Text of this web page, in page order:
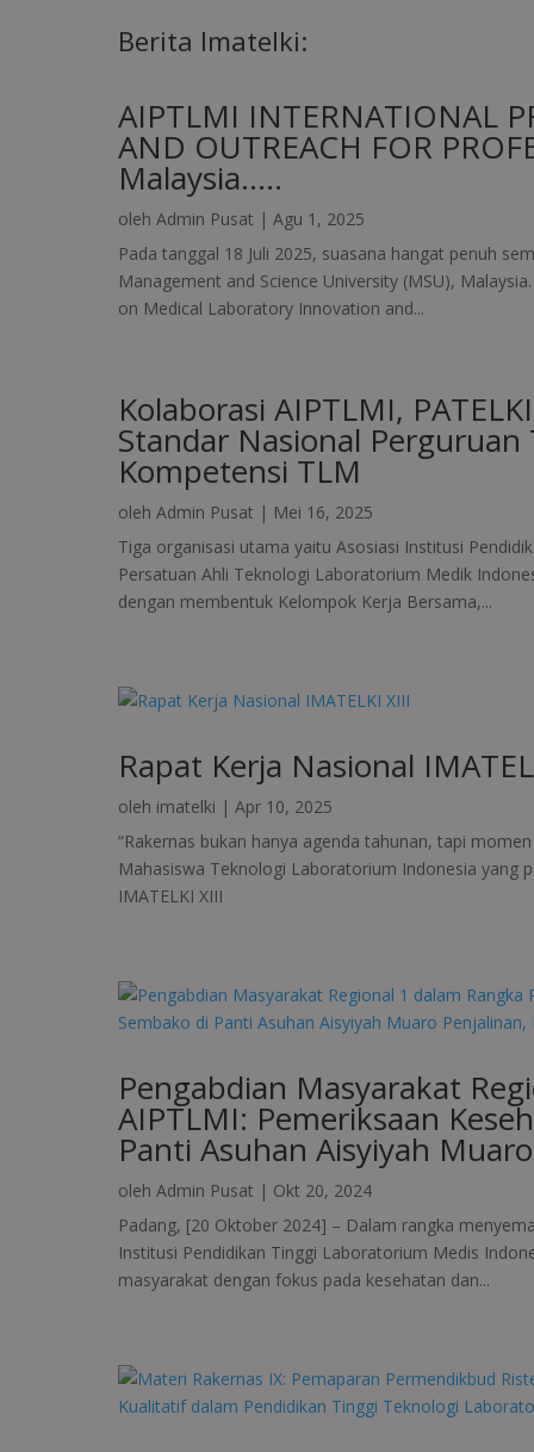
Berita Imatelki:
AIPTLMI INTERNATIONAL
AND OUTREACH FOR
Malaysia…..
oleh Admin Pusat | Agu 1, 2025
Pada tanggal 18 Juli 2025, suasana hangat penuh
Management and Science University (MSU),
on Medical Laboratory Innovation and...
Kolaborasi AIPTLMI,
Standar Nasional
Kompetensi TLM
oleh Admin Pusat | Mei 16, 2025
Tiga organisasi utama yaitu Asosiasi Institusi
Persatuan Ahli Teknologi Laboratorium Medik
dengan membentuk Kelompok Kerja Bersama,...
Rapat Kerja Nasional
oleh imatelki | Apr 10, 2025
“Rakernas bukan hanya agenda tahunan, tapi
Mahasiswa Teknologi Laboratorium Indonesia
IMATELKI XIII
Pengabdian Masyarakat
AIPTLMI: Pemeriksaan
Panti Asuhan Aisyiyah
oleh Admin Pusat | Okt 20, 2024
Padang, [20 Oktober 2024] – Dalam rangka
Institusi Pendidikan Tinggi Laboratorium Medis
masyarakat dengan fokus pada kesehatan dan...